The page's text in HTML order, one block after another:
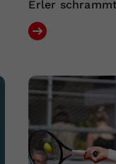
Erler